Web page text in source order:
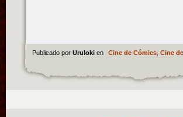
Publicado por Uruloki en Cine de Cómics, Cine